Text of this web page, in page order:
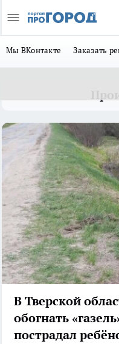
Мы ВКонтакте Заказать
В Тверской
обогнать
пострадал